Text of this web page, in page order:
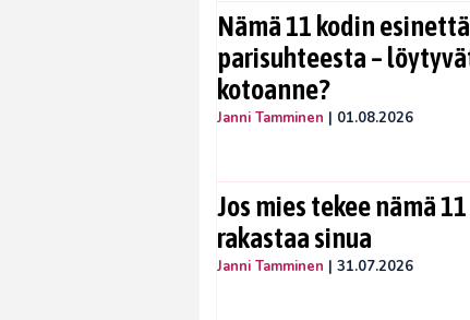
Nämä 11 kodin
parisuhteesta –
kotoanne?
Janni Tamminen | 01.08.2026
Jos mies tekee nämä
rakastaa sinua
Janni Tamminen | 31.07.2026